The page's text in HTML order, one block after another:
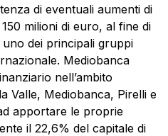
di eventuali aumenti di
milioni di euro, al fine di
dei principali gruppi
Mediobanca
nell’ambito
Valle, Mediobanca, Pirelli e
apportare le proprie
il 22,6% del capitale di